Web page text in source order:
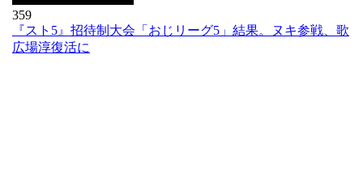
359
『スト5』招待制大会「おじリーグ5」結果。ヌキ参戦、歌
広場淳復活に